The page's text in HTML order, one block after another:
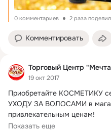
0 комментариев 2 раза
Комментировать
Торговый Центр
19 окт 2017
Приобретайте КОСМЕТИКУ
УХОДУ ЗА ВОЛОСАМИ в
привлекательным ценам!
ТЦ Мечта, 2-ой этаж,
Показать еще